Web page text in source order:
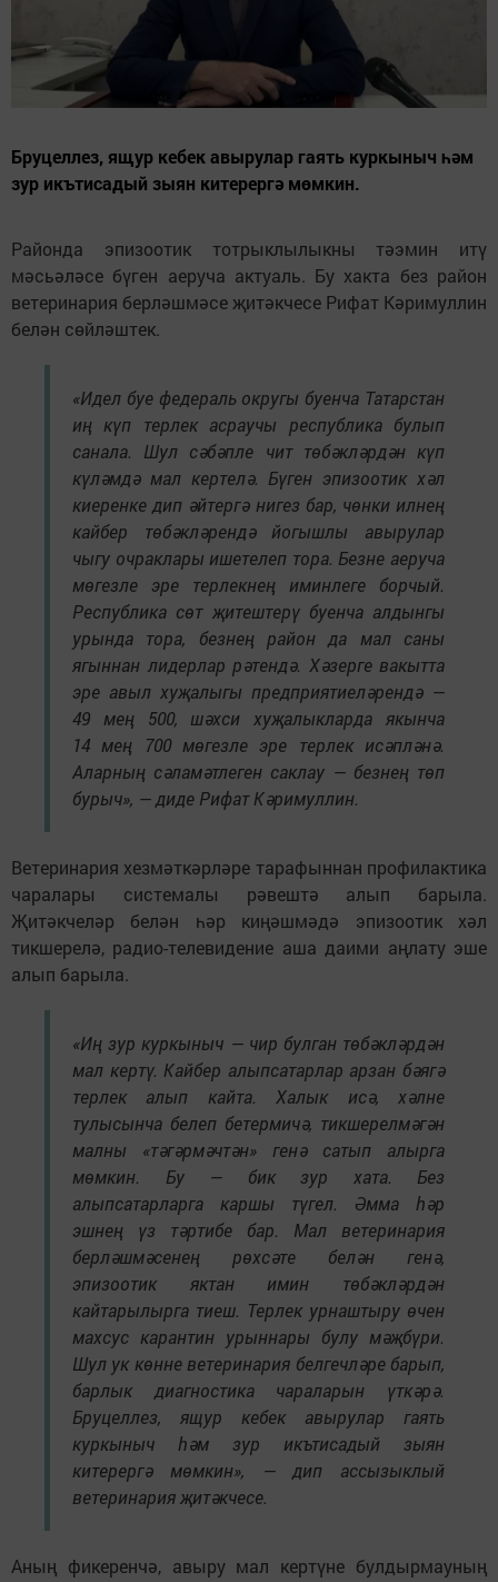
Бруцеллез, ящур кебек авырулар гаять куркыныч һәм
зур икътисадый зыян китерергә мөмкин.
Районда эпизоотик тотрыклылыкны тәэмин итү
мәсьәләсе бүген аеруча актуаль. Бу хакта без район
ветеринария берләшмәсе җитәкчесе Рифат Кәримуллин
белән сөйләштек.
«Идел буе федераль округы буенча Татарстан
иң күп терлек асраучы республика булып
санала. Шул сәбәпле чит төбәкләрдән күп
күләмдә мал кертелә. Бүген эпизоотик хәл
киеренке дип әйтергә нигез бар, чөнки илнең
кайбер төбәкләрендә йогышлы авырулар
чыгу очраклары ишетелеп тора. Безне аеруча
мөгезле эре терлекнең иминлеге борчый.
Республика сөт җитештерү буенча алдынгы
урында тора, безнең район да мал саны
ягыннан лидерлар рәтендә. Хәзерге вакытта
эре авыл хуҗалыгы предприятиеләрендә —
49 мең 500, шәхси хуҗалыкларда якынча
14 мең 700 мөгезле эре терлек исәпләнә.
Аларның сәламәтлеген саклау — безнең төп
бурыч», — диде Рифат Кәримуллин.
Ветеринария хезмәткәрләре тарафыннан профилактика
чаралары системалы рәвештә алып барыла.
Җитәкчеләр белән һәр киңәшмәдә эпизоотик хәл
тикшерелә, радио-телевидение аша даими аңлату эше
алып барыла.
«Иң зур куркыныч — чир булган төбәкләрдән
мал кертү. Кайбер алыпсатарлар арзан бәягә
терлек алып кайта. Халык исә, хәлне
тулысынча белеп бетермичә, тикшерелмәгән
малны «тәгәрмәчтән» генә сатып алырга
мөмкин. Бу — бик зур хата. Без
алыпсатарларга каршы түгел. Әмма һәр
эшнең үз тәртибе бар. Мал ветеринария
берләшмәсенең рөхсәте белән генә,
эпизоотик яктан имин төбәкләрдән
кайтарылырга тиеш. Терлек урнаштыру өчен
махсус карантин урыннары булу мәҗбүри.
Шул ук көнне ветеринария белгечләре барып,
барлык диагностика чараларын үткәрә.
Бруцеллез, ящур кебек авырулар гаять
куркыныч һәм зур икътисадый зыян
китерергә мөмкин», — дип ассызыклый
ветеринария җитәкчесе.
Аның фикеренчә, авыру мал кертүне булдырмауның